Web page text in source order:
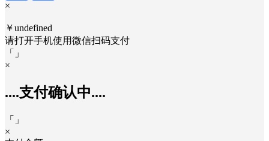
×
￥undefined
请打开手机使用微信扫码支付
「
」
×
....支付确认中....
「
」
×